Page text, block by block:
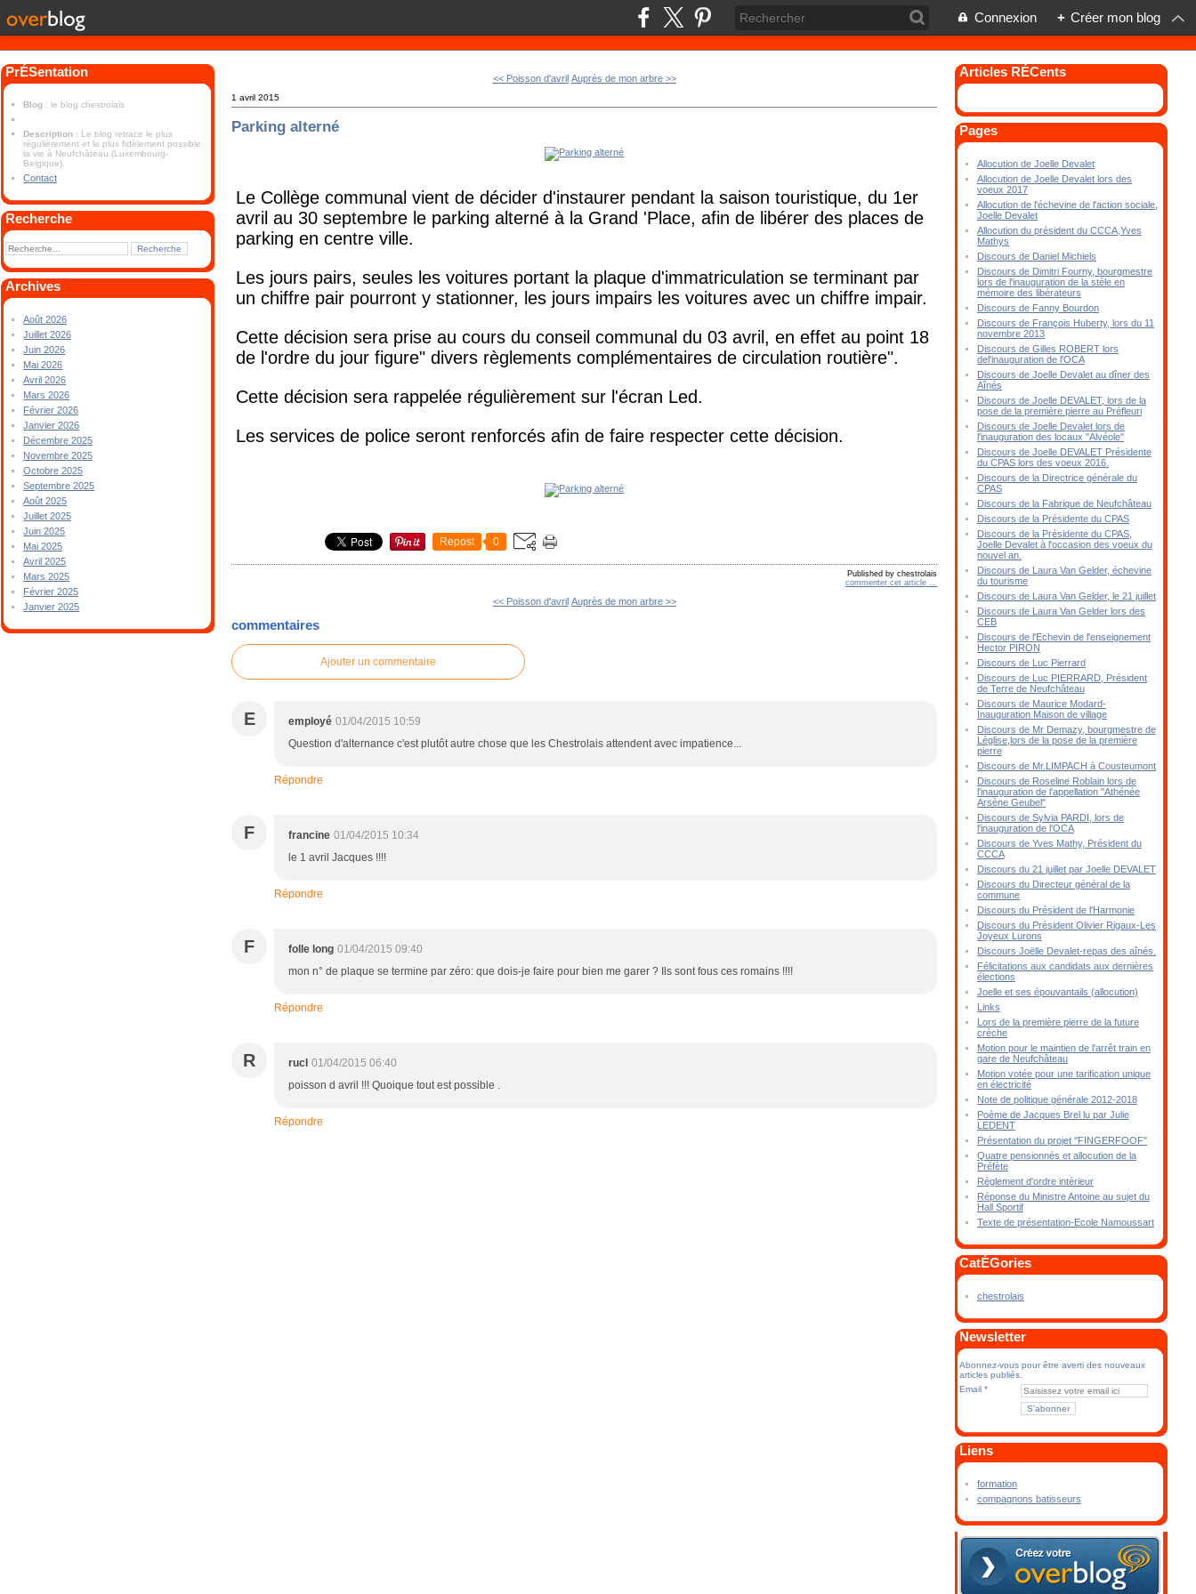
Connexion + Créer mon blog
PrÉSentation
Blog : le blog chestrolais
Description : Le blog retrace le plus
régulièrement et le plus fidèlement possible
la vie à Neufchâteau (Luxembourg-
Belgique).
Contact
Recherche
Archives
Août 2026
Juillet 2026
Juin 2026
Mai 2026
Avril 2026
Mars 2026
Février 2026
Janvier 2026
Décembre 2025
Novembre 2025
Octobre 2025
Septembre 2025
Août 2025
Juillet 2025
Juin 2025
Mai 2025
Avril 2025
Mars 2025
Février 2025
Janvier 2025
<< Poisson d'avril Auprès de mon arbre >>
1 avril 2015
Parking alterné
Le Collège communal vient de décider d'instaurer pendant la saison touristique, du 1er
avril au 30 septembre le parking alterné à la Grand 'Place, afin de libérer des places de
parking en centre ville.
Les jours pairs, seules les voitures portant la plaque d'immatriculation se terminant par
un chiffre pair pourront y stationner, les jours impairs les voitures avec un chiffre impair.
Cette décision sera prise au cours du conseil communal du 03 avril, en effet au point 18
de l'ordre du jour figure" divers règlements complémentaires de circulation routière".
Cette décision sera rappelée régulièrement sur l'écran Led.
Les services de police seront renforcés afin de faire respecter cette décision.
Repost 0
Published by chestrolais
commenter cet article
<< Poisson d'avril Auprès de mon arbre >>
commentaires
Ajouter un commentaire
E employé 01/04/2015 10:59
Question d'alternance c'est plutôt autre chose que les Chestrolais attendent avec impatience...
Répondre
F francine 01/04/2015 10:34
le 1 avril Jacques !!!!
Répondre
F folle long 01/04/2015 09:40
mon n° de plaque se termine par zéro: que dois-je faire pour bien me garer ? Ils sont fous ces romains !!!!
Répondre
R rucl 01/04/2015 06:40
poisson d avril !!! Quoique tout est possible .
Répondre
Articles RÉCents
Pages
Allocution de Joelle Devalet
Allocution de Joelle Devalet lors des
voeux 2017
Allocution de l'échevine de l'action sociale,
Joelle Devalet
Allocution du président du CCCA,Yves
Mathys
Discours de Daniel Michiels
Discours de Dimitri Fourny, bourgmestre
lors de l'inauguration de la stèle en
mémoire des libérateurs
Discours de Fanny Bourdon
Discours de François Huberty, lors du 11
novembre 2013
Discours de Gilles ROBERT lors
del'inauguration de l'OCA
Discours de Joelle Devalet au dîner des
Aînés
Discours de Joelle DEVALET, lors de la
pose de la première pierre au Préfleuri
Discours de Joelle Devalet lors de
l'inauguration des locaux "Alvéole"
Discours de Joelle DEVALET Présidente
du CPAS lors des voeux 2016.
Discours de la Directrice générale du
CPAS
Discours de la Fabrique de Neufchâteau
Discours de la Présidente du CPAS
Discours de la Présidente du CPAS,
Joelle Devalet à l'occasion des voeux du
nouvel an.
Discours de Laura Van Gelder, échevine
du tourisme
Discours de Laura Van Gelder, le 21 juillet
Discours de Laura Van Gelder lors des
CEB
Discours de l'Echevin de l'enseignement
Hector PIRON
Discours de Luc Pierrard
Discours de Luc PIERRARD, Président
de Terre de Neufchâteau
Discours de Maurice Modard-
Inauguration Maison de village
Discours de Mr Demazy, bourgmestre de
Léglise,lors de la pose de la première
pierre
Discours de Mr.LIMPACH à Cousteumont
Discours de Roseline Roblain lors de
l'inauguration de l'appellation "Athénée
Arsène Geubel"
Discours de Sylvia PARDI, lors de
l'inauguration de l'OCA
Discours de Yves Mathy, Président du
CCCA
Discours du 21 juillet par Joelle DEVALET
Discours du Directeur général de la
commune
Discours du Président de l'Harmonie
Discours du Président Olivier Rigaux-Les
Joyeux Lurons
Discours Joëlle Devalet-repas des aînés.
Félicitations aux candidats aux dernières
élections
Joelle et ses épouvantails (allocution)
Links
Lors de la première pierre de la future
crèche
Motion pour le maintien de l'arrêt train en
gare de Neufchâteau
Motion votée pour une tarification unique
en électricité
Note de politique générale 2012-2018
Poème de Jacques Brel lu par Julie
LEDENT
Présentation du projet "FINGERFOOF"
Quatre pensionnés et allocution de la
Préfète
Réglement d'ordre intérieur
Réponse du Ministre Antoine au sujet du
Hall Sportif
Texte de présentation-Ecole Namoussart
CatÉGories
chestrolais
Newsletter
Abonnez-vous pour être averti des nouveaux
articles publiés.
Email
Liens
formation
compagnons batisseurs